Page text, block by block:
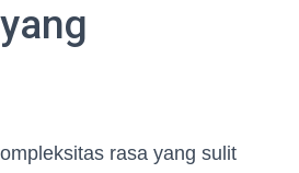
rasa yang sulit